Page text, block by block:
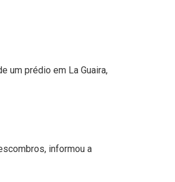
um prédio em La Guaira,
informou a